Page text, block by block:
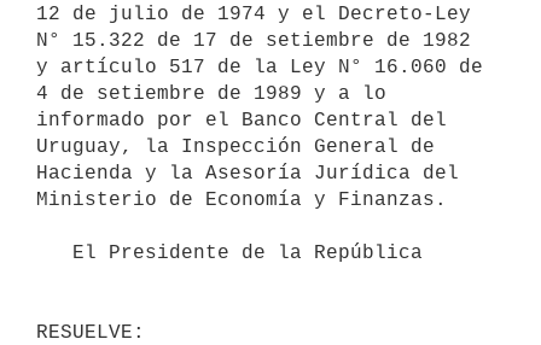
12 de julio de 1974 y el Decreto-Ley
N° 15.322 de 17 de setiembre de 1982
y artículo 517 de la Ley N° 16.060 de
4 de setiembre de 1989 y a lo
informado por el Banco Central del
Uruguay, la Inspección General de
Hacienda y la Asesoría Jurídica del
Ministerio de Economía y Finanzas.
RESUELVE: